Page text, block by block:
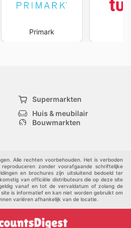
Primark
Supermarkten
Huis & meubilair
Bouwmarkten
Alle rechten voorbehouden. Het is verboden
zonder voorafgaande schriftelijke
en brochures zijn uitsluitend bedoeld ter
van officiële distributeurs die op deze site
vanaf en tot de vervaldatum of zolang de
is informatief en kan niet worden gebruikt om
variëren afhankelijk van de locatie.